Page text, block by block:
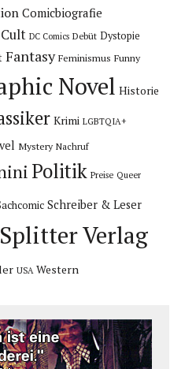
Comicbiografie
DC Comics Debüt Dystopie
Fantasy Feminismus Funny
Novel Historie
Krimi LGBTQIA+
Mystery Nachruf
Politik Preise Queer
Schreiber & Leser
Splitter Verlag
USA Western